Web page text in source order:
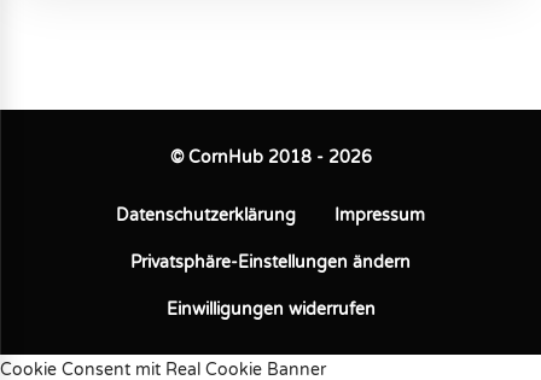
© CornHub 2018 - 2026
Datenschutzerklärung Impressum
Privatsphäre-Einstellungen ändern
Einwilligungen widerrufen
Cookie Consent mit Real Cookie Banner